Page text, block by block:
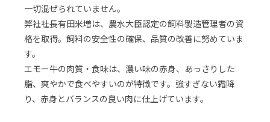
一切混ぜられていません。
弊社社長有田米増は、農水大臣認定の飼料製造管理者の資
格を取得。飼料の安全性の確保、品質の改善に努めていま
す。
エモー牛の肉質・食味は、濃い味の赤身、あっさりした
脂、爽やかで食べやすいのが特徴です。強すぎない霜降
り、赤身とバランスの良い肉に仕上げています。